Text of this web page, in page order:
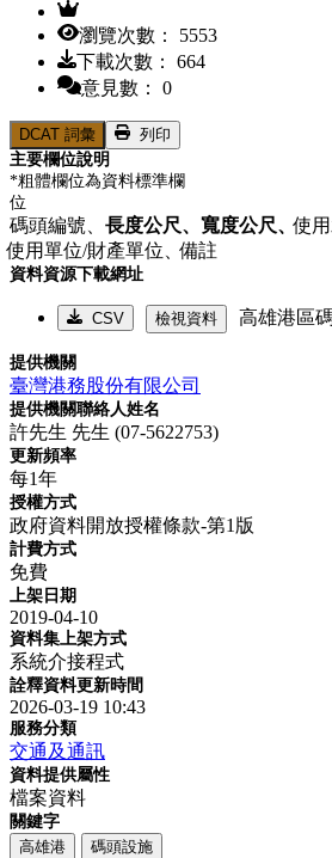
瀏覽次數： 5553
下載次數： 664
意見數： 0
DCAT 詞彙
列印
主要欄位說明
*粗體欄位為資料標準欄
位
碼頭編號、 長度公尺、 寬度公尺、使
使用單位/財產單位、備註
資料資源下載網址
CSV 檢視資料 高雄港區
提供機關
臺灣港務股份有限公司
提供機關聯絡人姓名
許先生 先生 (07-5622753)
更新頻率
每1年
授權方式
政府資料開放授權條款-第1版
計費方式
免費
上架日期
2019-04-10
資料集上架方式
系統介接程式
詮釋資料更新時間
2026-03-19 10:43
服務分類
交通及通訊
資料提供屬性
檔案資料
關鍵字
高雄港
碼頭設施